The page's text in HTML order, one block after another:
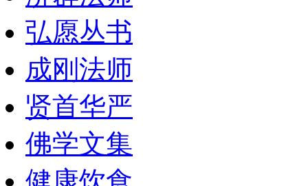
弘愿丛书
成刚法师
贤首华严
佛学文集